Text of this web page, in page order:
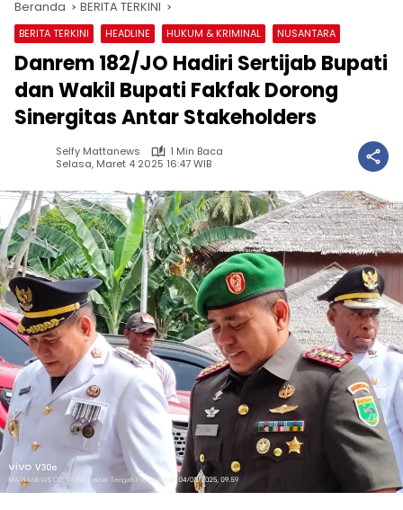
Beranda BERITA TERKINI
BERITA TERKINI HEADLINE HUKUM & KRIMINAL NUSANTARA
Danrem 182/JO Hadiri Sertijab Bupati
dan Wakil Bupati Fakfak Dorong
Sinergitas Antar Stakeholders
Selfy Mattanews
1 Min Baca
Selasa, Maret 4 2025 16:47 WIB